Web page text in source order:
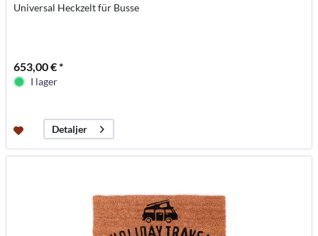
Universal Heckzelt für Busse
653,00 € *
I lager
Detaljer